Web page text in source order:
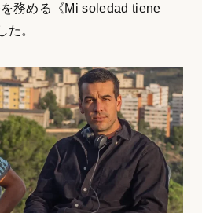
務める《Mi soledad tiene
た。